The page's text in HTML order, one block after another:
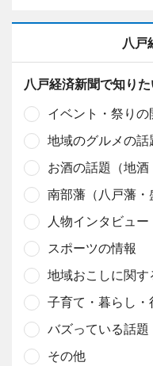
八戸
八戸経済新聞で知り
イベント・祭りの
地域のグルメの話
お酒の話題（地酒
南部藩（八戸藩
人物インタビュー
スポーツの情報
地域おこしに関す
子育て・暮らし・
バズっている話題
その他